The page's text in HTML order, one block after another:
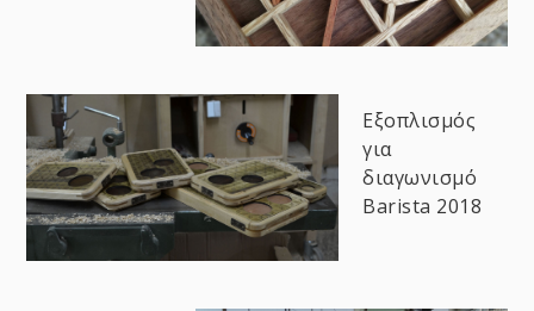
Εξοπλισμός
για
διαγωνισμό
Barista 2018